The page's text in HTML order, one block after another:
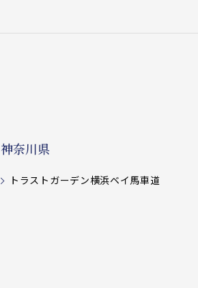
神奈川県
トラストガーデン横浜ベイ馬車道